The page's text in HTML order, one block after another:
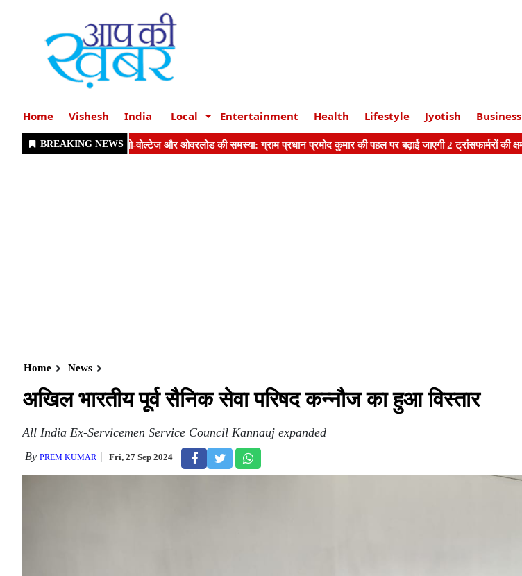
Home Vishesh India Local Entertainment Health Lifestyle Jyotish Business
Home News
अखिल भारतीय पूर्व सैनिक सेवा परिषद कन्नौज का हुआ विस्तार
All India Ex-Servicemen Service Council Kannauj expanded
By PREM KUMAR Fri, 27 Sep 2024